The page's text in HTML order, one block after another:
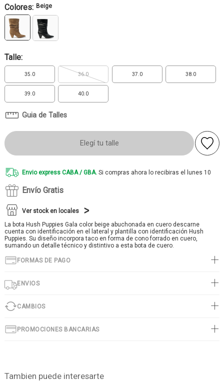
Colores: Beige
Talle:
35.0 36.0 37.0 38.0
39.0 40.0
Guia de Talles
Elegí tu talle
Envio express CABA / GBA. Si compras ahora lo recibiras el lunes 10
Envío Gratis
Ver stock en locales
La bota Hush Puppies Gala color beige abuchonada en cuero descarne
cuenta con identificación en el lateral y plantilla con identificación Hush
Puppies. Su diseño incorpora taco en forma de cono forrado en cuero,
sumando un detalle técnico y distintivo a esta bota de cuero.
FORMAS DE PAGO
ENVIOS
CAMBIOS
PROMOCIONES BANCARIAS
Tambien puede interesarte